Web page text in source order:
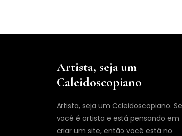
Artista, seja um
Caleidoscopiano
Artista, seja um Caleidoscopiano. Se
você é artista e está pensando em
criar um site, então você está no